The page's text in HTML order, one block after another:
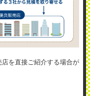
を直接ご紹介する場合が